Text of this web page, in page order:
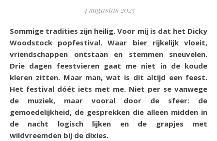
4 augustus 2025
Sommige tradities zijn heilig. Voor mij is dat het Dicky
Woodstock popfestival. Waar bier rijkelijk vloeit,
vriendschappen ontstaan en stemmen sneuvelen.
Drie dagen feestvieren gaat me niet in de koude
kleren zitten. Maar man, wat is dit altijd een feest.
Het festival dóét iets met me. Niet per se vanwege
de muziek, maar vooral door de sfeer: de
gemoedelijkheid, de gesprekken die alleen midden in
de nacht logisch lijken en de grapjes met
wildvreemden bij de dixies.